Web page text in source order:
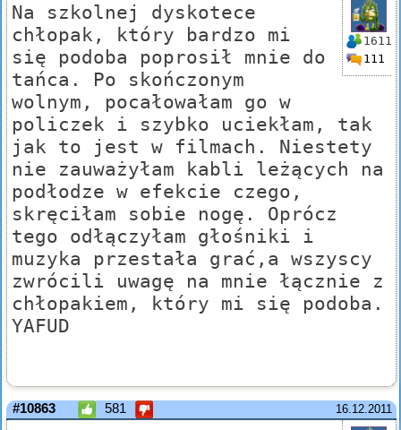
1611
111
Na szkolnej dyskotece
chłopak, który bardzo mi
się podoba poprosił mnie do
tańca. Po skończonym
wolnym, pocałowałam go w
policzek i szybko uciekłam, tak
jak to jest w filmach. Niestety
nie zauważyłam kabli leżących na
podłodze w efekcie czego,
skręciłam sobie nogę. Oprócz
tego odłączyłam głośniki i
muzyka przestała grać,a wszyscy
zwrócili uwagę na mnie łącznie z
chłopakiem, który mi się podoba.
YAFUD
16.12.2011
#10863 581